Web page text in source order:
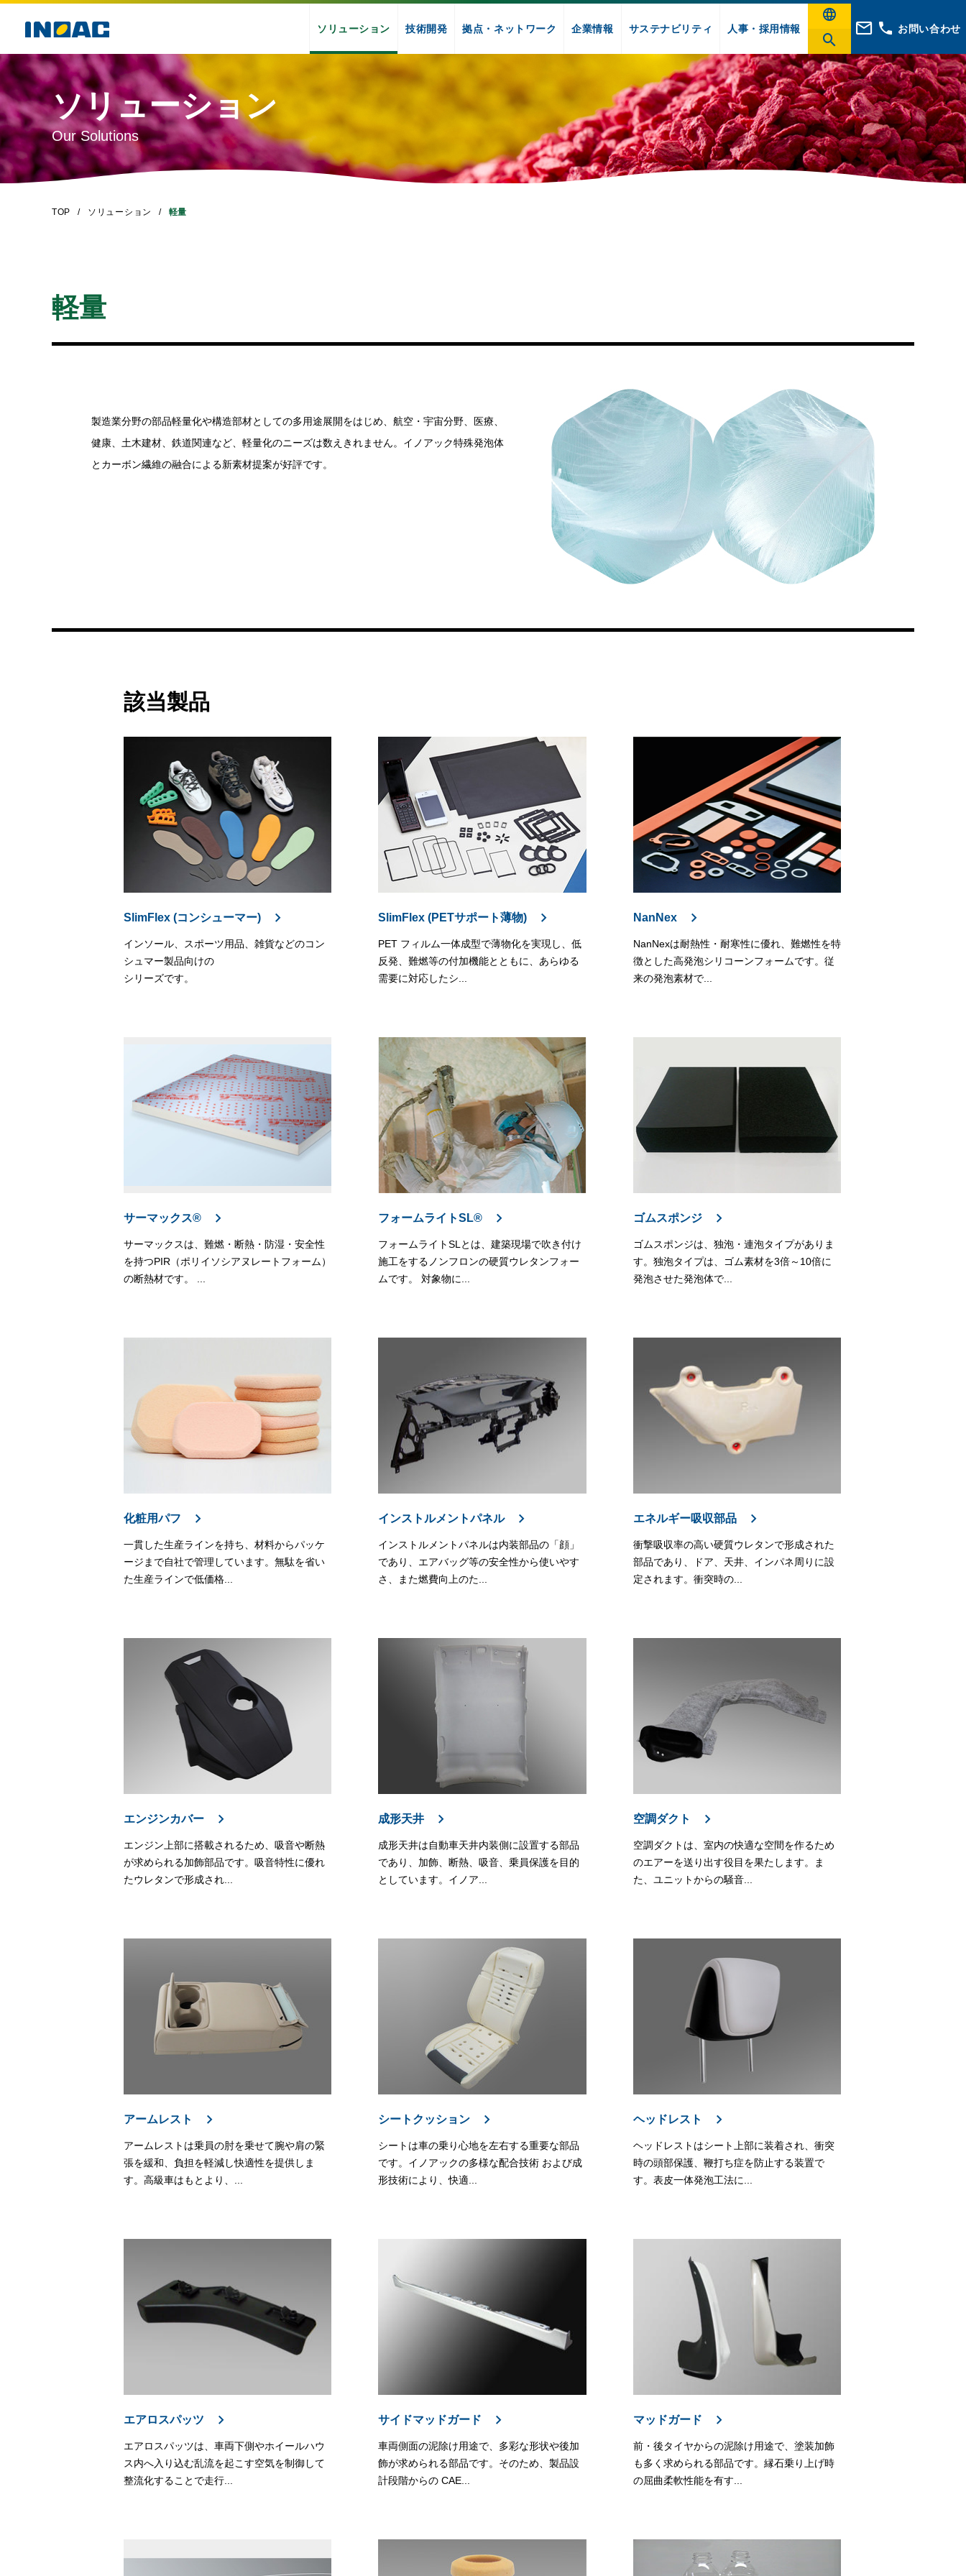
ソリューション 技術開発 拠点・ネットワーク 企業情報 サステナビリティ 人事・採用情報 お問い合わせ
ソリューション
Our Solutions
TOP ソリューション 軽量
軽量
製造業分野の部品軽量化や構造部材としての多用途展開をはじめ、航空・宇宙分野、医療、
健康、土木建材、鉄道関連など、軽量化のニーズは数えきれません。イノアック特殊発泡体
とカーボン繊維の融合による新素材提案が好評です。
該当製品
SlimFlex (コンシューマー)
インソール、スポーツ用品、雑貨などのコン
シュマー製品向けの
シリーズです。
SlimFlex (PETサポート薄物)
PET フィルム一体成型で薄物化を実現し、低
反発、難燃等の付加機能とともに、あらゆる
需要に対応したシ...
NanNex
NanNexは耐熱性・耐寒性に優れ、難燃性を特
徴とした高発泡シリコーンフォームです。従
来の発泡素材で...
サーマックス®
サーマックスは、難燃・断熱・防湿・安全性
を持つPIR（ポリイソシアヌレートフォーム）
の断熱材です。 ...
フォームライトSL®
フォームライトSLとは、建築現場で吹き付け
施工をするノンフロンの硬質ウレタンフォー
ムです。 対象物に...
ゴムスポンジ
ゴムスポンジは、独泡・連泡タイプがありま
す。独泡タイプは、ゴム素材を3倍～10倍に
発泡させた発泡体で...
化粧用パフ
一貫した生産ラインを持ち、材料からパッケ
ージまで自社で管理しています。無駄を省い
た生産ラインで低価格...
インストルメントパネル
インストルメントパネルは内装部品の「顔」
であり、エアバッグ等の安全性から使いやす
さ、また燃費向上のた...
エネルギー吸収部品
衝撃吸収率の高い硬質ウレタンで形成された
部品であり、ドア、天井、インパネ周りに設
定されます。衝突時の...
エンジンカバー
エンジン上部に搭載されるため、吸音や断熱
が求められる加飾部品です。吸音特性に優れ
たウレタンで形成され...
成形天井
成形天井は自動車天井内装側に設置する部品
であり、加飾、断熱、吸音、乗員保護を目的
としています。イノア...
空調ダクト
空調ダクトは、室内の快適な空間を作るため
のエアーを送り出す役目を果たします。ま
た、ユニットからの騒音...
アームレスト
アームレストは乗員の肘を乗せて腕や肩の緊
張を緩和、負担を軽減し快適性を提供しま
す。高級車はもとより、...
シートクッション
シートは車の乗り心地を左右する重要な部品
です。イノアックの多様な配合技術 および成
形技術により、快適...
ヘッドレスト
ヘッドレストはシート上部に装着され、衝突
時の頭部保護、鞭打ち症を防止する装置で
す。表皮一体発泡工法に...
エアロスパッツ
エアロスパッツは、車両下側やホイールハウ
ス内へ入り込む乱流を起こす空気を制御して
整流化することで走行...
サイドマッドガード
車両側面の泥除け用途で、多彩な形状や後加
飾が求められる部品です。そのため、製品設
計段階からの CAE...
マッドガード
前・後タイヤからの泥除け用途で、塗装加飾
も多く求められる部品です。縁石乗り上げ時
の屈曲柔軟性能を有す...